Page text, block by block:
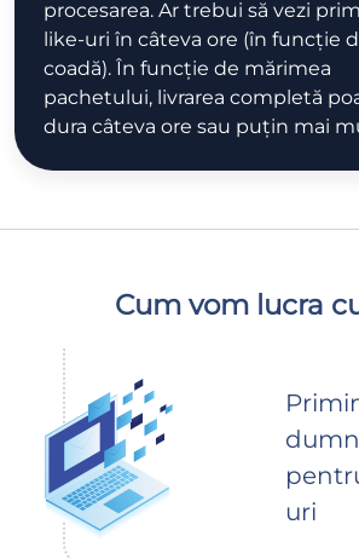
procesarea. Ar trebui să vezi
like-uri în câteva ore (în funcție
coadă). În funcție de mărimea
pachetului, livrarea completă
dura câteva ore sau puțin mai
Cum vom lucra
uri